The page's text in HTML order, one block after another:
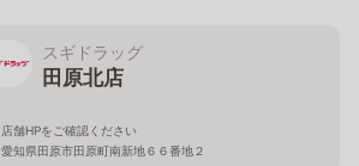
スギドラッグ
田原北店
店舗HPをご確認ください
愛知県田原市田原町南新地６６番地２